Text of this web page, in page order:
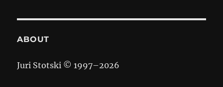
ABOUT
Juri Stotski © 1997–2026